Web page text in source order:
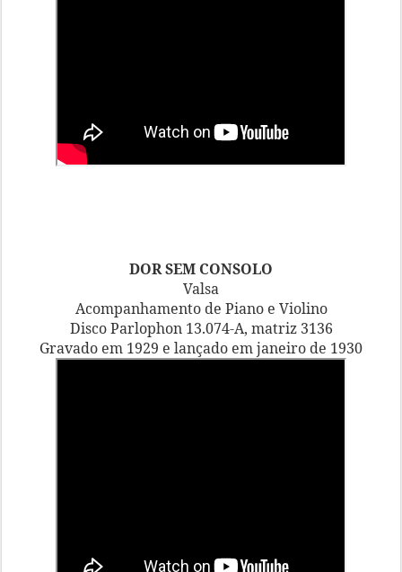
DOR SEM CONSOLO
Valsa
Acompanhamento de Piano e Violino
Disco Parlophon 13.074-A, matriz 3136
Gravado em 1929 e lançado em janeiro de 1930